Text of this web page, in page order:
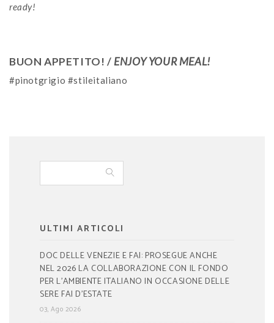
ready!
BUON APPETITO! / ENJOY YOUR MEAL!
#pinotgrigio #stileitaliano
ULTIMI ARTICOLI
DOC DELLE VENEZIE E FAI: PROSEGUE ANCHE
NEL 2026 LA COLLABORAZIONE CON IL FONDO
PER L’AMBIENTE ITALIANO IN OCCASIONE DELLE
SERE FAI D’ESTATE
03, Ago 2026